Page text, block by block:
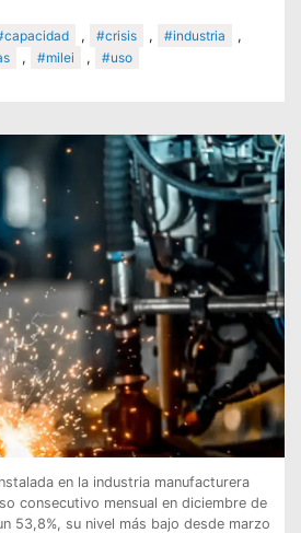
, #crisis , #industria
,
, #milei , #uso
en la industria manufacturera
consecutivo mensual en diciembre de
53,8%, su nivel más bajo desde marzo